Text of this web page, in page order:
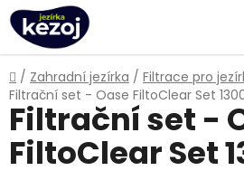
Přejít
na
obsah
Domů
/ Zahradní jezírka / Filtrace pro
Filtrační set - Oase FiltoClear Set
Filtrační set -
FiltoClear Set